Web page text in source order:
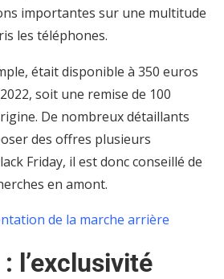
importantes sur une multitude
les téléphones.
était disponible à 350 euros
soit une remise de 100
De nombreux détaillants
des offres plusieurs
Friday, il est donc conseillé de
en amont.
de la marche arrière
l’exclusivité